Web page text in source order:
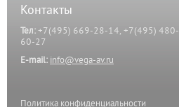
Контакты
Тел:+7(495) 669-28-14, +7(495) 480-
60-27
E-mail: info@vega-av.ru
Политика конфиденциальности